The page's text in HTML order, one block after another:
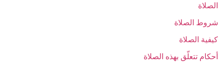
الصلاة
شروط الصلاة
كيفية الصلاة
أحكام تتعلّق بهذه الصلاة